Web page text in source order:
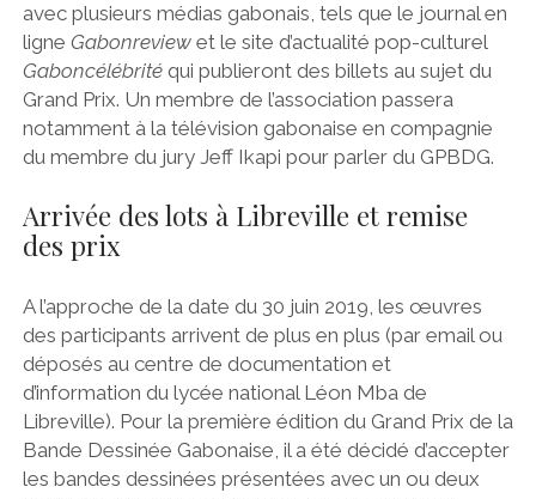
avec plusieurs médias gabonais, tels que le journal en
ligne Gabonreviewet le site d’actualité pop-culturel
Gaboncélébritéqui publieront des billets au sujet du
Grand Prix. Un membre de l’association passera
notamment à la télévision gabonaise en compagnie
du membre du jury Jeff Ikapi pour parler du GPBDG.
Arrivée des lots à Libreville et remise
des prix
A l’approche de la date du 30 juin 2019, les œuvres
des participants arrivent de plus en plus (par email ou
déposés au centre de documentation et
d’information du lycée national Léon Mba de
Libreville). Pour la première édition du Grand Prix de la
Bande Dessinée Gabonaise, il a été décidé d’accepter
les bandes dessinées présentées avec un ou deux